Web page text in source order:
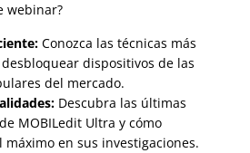
webinar?
Conozca las técnicas más
dispositivos de las
del mercado.
Descubra las últimas
MOBILedit Ultra y cómo
máximo en sus investigaciones.